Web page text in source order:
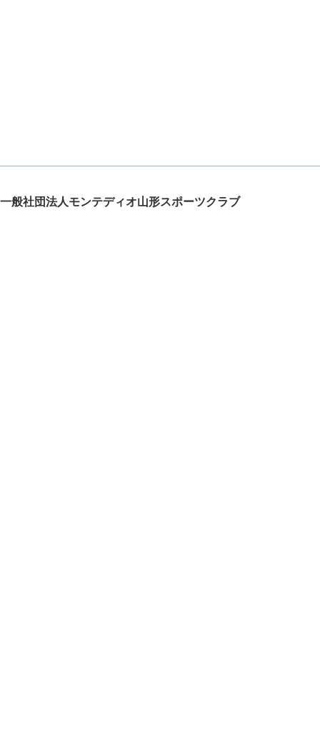
一般社団法人モンテディオ山形スポーツクラブ